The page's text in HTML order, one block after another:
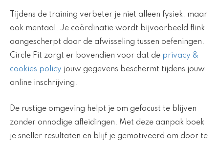
Tijdens de training verbeter je niet alleen fysiek, maar
ook mentaal. Je coördinatie wordt bijvoorbeeld flink
aangescherpt door de afwisseling tussen oefeningen.
Circle Fit zorgt er bovendien voor dat de privacy &
cookies policy jouw gegevens beschermt tijdens jouw
online inschrijving.
De rustige omgeving helpt je om gefocust te blijven
zonder onnodige afleidingen. Met deze aanpak boek
je sneller resultaten en blijf je gemotiveerd om door te